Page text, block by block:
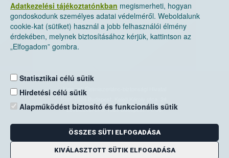
Adatkezelési tájékoztatónkban megismerheti, hogyan
gondoskodunk személyes adatai védelméről. Weboldalunk
cookie-kat (sütiket) használ a jobb felhasználói élmény
érdekében, melynek biztosításához kérjük, kattintson az
„Elfogadom” gombra.
Statisztikai célú sütik
Hirdetési célú sütik
Alapműködést biztosító és funkcionális sütik
ÖSSZES SÜTI ELFOGADÁSA
KIVÁLASZTOTT SÜTIK ELFOGADÁSA
Nemzeti Élelmiszerlánc-biztonsági Hivatal
Levelezési cím: 1525 Budapest. Pf. 30.
E-mail:ugyfelszolgalat@nebih.gov.hu
Zöld szám: 06-80/263-244